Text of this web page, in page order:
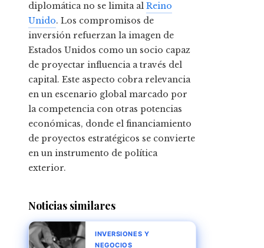
diplomática no se limita al Reino
Unido. Los compromisos de
inversión refuerzan la imagen de
Estados Unidos como un socio capaz
de proyectar influencia a través del
capital. Este aspecto cobra relevancia
en un escenario global marcado por
la competencia con otras potencias
económicas, donde el financiamiento
de proyectos estratégicos se convierte
en un instrumento de política
exterior.
Noticias similares
INVERSIONES Y
NEGOCIOS